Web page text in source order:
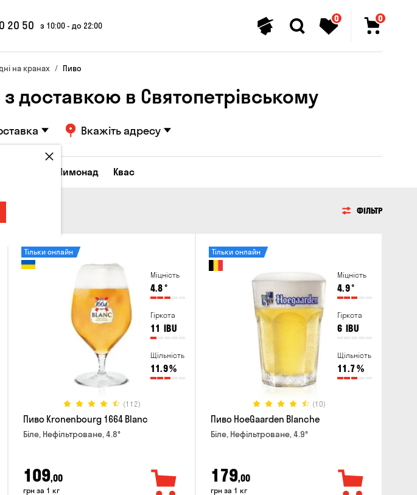
20 50 з 10:00 - до 22:00
0 0
на кранах Пиво
доставкою в Святопетрівському
Вкажіть адресу
Лимонад Квас
ФІЛЬТР
Міцність
4.8°
Гіркота
11 IBU
Щільність
11.9%
(112)
Тільки онлайн
Пиво Kronenbourg 1664 Blanc
Біле, Нефільтроване, 4.8°
109,00
грн за 1 кг
Міцність
4.9°
Гіркота
6 IBU
Щільність
11.7%
(10)
Тільки онлайн
Пиво HoeGaarden Blanche
Біле, Нефільтроване, 4.9°
179,00
грн за 1 кг